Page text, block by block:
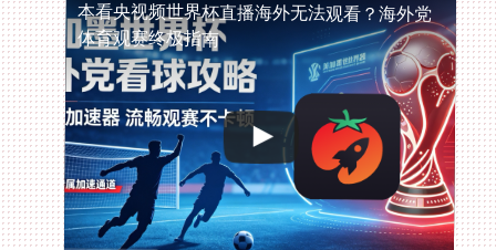
体育观赛终极指南